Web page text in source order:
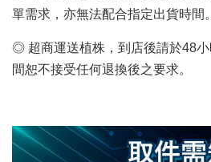
單需求，亦無法配合指定出貨時間。
◎ 超商運送植株，到店後請於48
間恕不接受任何退換後之要求。